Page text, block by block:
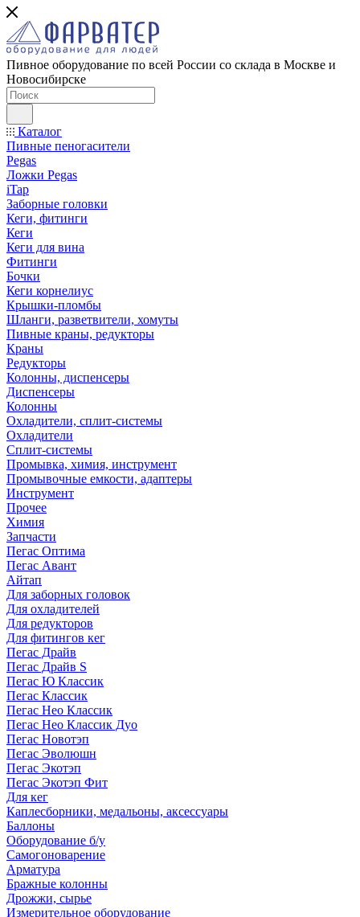
Пивное оборудование по всей России со склада в Москве и
Новосибирске
Каталог
Пивные пеногасители
Pegas
Ложки Pegas
iTap
Заборные головки
Кеги, фитинги
Кеги
Кеги для вина
Фитинги
Бочки
Кеги корнелиус
Крышки-пломбы
Шланги, разветвители, хомуты
Пивные краны, редукторы
Краны
Редукторы
Колонны, диспенсеры
Диспенсеры
Колонны
Охладители, сплит-системы
Охладители
Сплит-системы
Промывка, химия, инструмент
Промывочные емкости, адаптеры
Инструмент
Прочее
Химия
Запчасти
Пегас Оптима
Пегас Авант
Айтап
Для заборных головок
Для охладителей
Для редукторов
Для фитингов кег
Пегас Драйв
Пегас Драйв S
Пегас Ю Классик
Пегас Классик
Пегас Нео Классик
Пегас Нео Классик Дуо
Пегас Новотэп
Пегас Эволюшн
Пегас Экотэп
Пегас Экотэп Фит
Для кег
Каплесборники, медальоны, аксессуары
Баллоны
Оборудование б/у
Самогоноварение
Арматура
Бражные колонны
Дрожжи, сырье
Измерительное оборудование